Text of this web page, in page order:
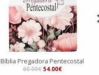
Bíblia Pregadora Pentecostal
60.00€ 54.00€